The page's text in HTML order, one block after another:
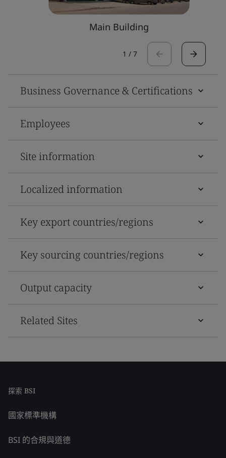
Main Building
1 / 7
Business Governance & Certifications
Employees
Site information
Localized information
Key export countries/regions
Key sourcing countries/regions
Output capacity
Related Sites
探索 BSI
國家標準機構
BSI 的合規與道德